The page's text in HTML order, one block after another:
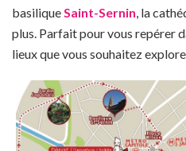
basiliqueSaint-Sernin, la
plus. Parfait pour vous repérer
lieux que vous souhaitez